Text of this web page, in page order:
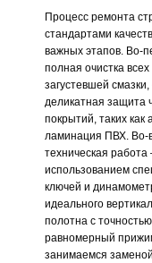
Процесс ремонта
стандартами
важных этапов. Во-
полная очистка
загустевшей
деликатная защита
покрытий, таких
ламинация ПВХ. Во-
техническая
использованием
ключей и
идеального
полотна с
равномерный
занимаемся